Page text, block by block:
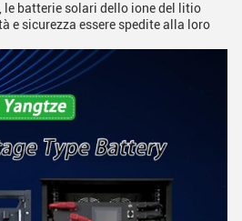
le batterie solari dello ione del litio
e sicurezza essere spedite alla loro